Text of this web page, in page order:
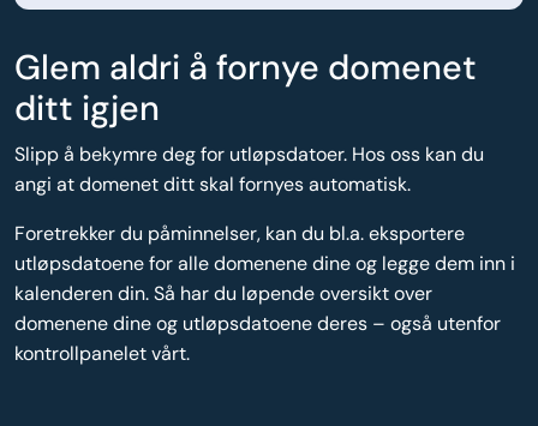
Glem aldri å fornye domenet
ditt igjen
Slipp å bekymre deg for utløpsdatoer. Hos oss kan du
angi at domenet ditt skal fornyes automatisk.
Foretrekker du påminnelser, kan du bl.a. eksportere
utløpsdatoene for alle domenene dine og legge dem inn i
kalenderen din. Så har du løpende oversikt over
domenene dine og utløpsdatoene deres – også utenfor
kontrollpanelet vårt.